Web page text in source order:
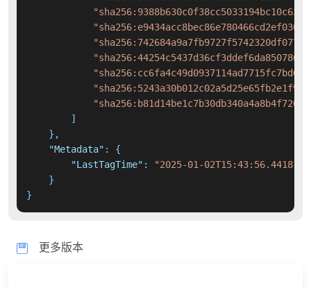
]
} ,
"Metadata" :
{
"LastTagTime" :
"2025-01-
}
}
更多版本